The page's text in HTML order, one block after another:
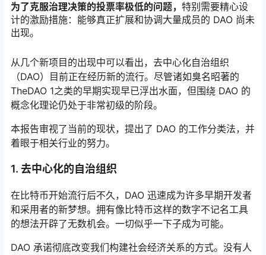
为了克服治理决策的投票率极低的问题， 特别需要精心设
计的激励措施：能够真正扩展和协调大量成员的 DAO 尚未
出现。
从几个新项目的出现中可以看出，去中心化自治组织
（DAO）目前正在经历新的流行。尽管诸如臭名昭著的
TheDAO 1之类的早期实现早已浮出水面，但围绕 DAO 的
概念化理论仍处于非常初级的阶段。
本报告审视了当前的现状，提出了 DAO 的工作分类法，并
着眼于相关行业的努力。
1. 去中心化的自治组织
在比特币开始流行后不久，DAO 迅速成为许多早期开发者
和采用者的新梦想。拥有像比特币这样的数字不记名工具
的想法开辟了无数机会。一切似乎一下子成为可能。
DAO 承诺彻底改变我们构建社会经济关系的方式。没有人